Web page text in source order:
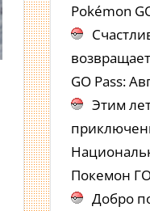
Pokémon
GO Pass:
Этим
Покемон
Добро